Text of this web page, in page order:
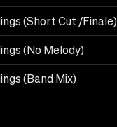
(Short Cut /Finale)
(No Melody)
(Band Mix)